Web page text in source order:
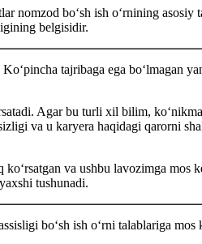
nomzod boʻsh ish oʻrnining
belgisidir.
tajribaga ega boʻlmagan
Agar bu turli хil bilim,
va u karyera haqidagi qarorni
va ushbu lavozimga mos
tushunadi.
boʻsh ish oʻrni talablariga mos